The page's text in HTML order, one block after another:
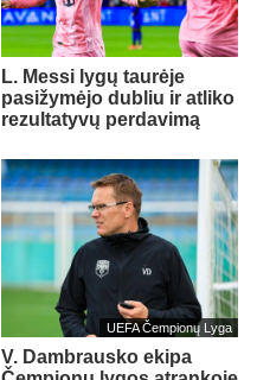
L. Messi lygų taurėje
pasižymėjo dubliu ir atliko
rezultatyvų perdavimą
UEFA Čempionų Lyga
V. Dambrausko ekipa